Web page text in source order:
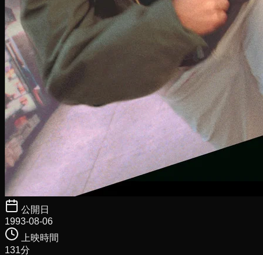
公開日
1993-08-06
上映時間
131分